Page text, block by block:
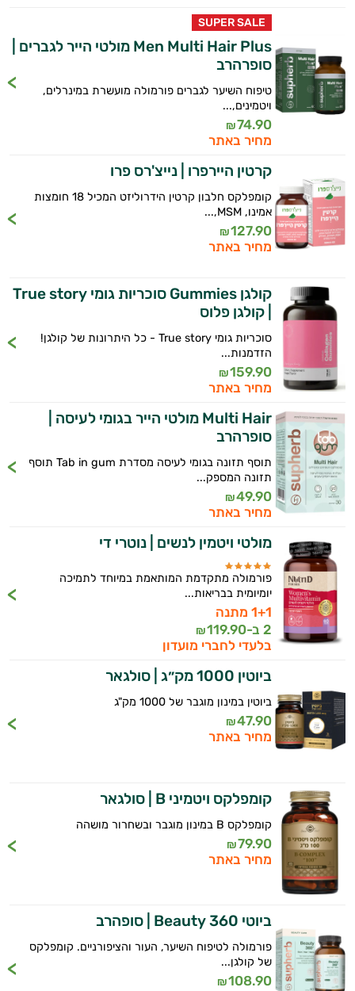
SUPER SALE
Men Multi Hair Plus מולטי הייר לגברים |
סופרהרב
טיפוח השיער לגברים פורמולה מועשרת במינרלים,
ויטמינים,...
74.90
₪
מחיר באתר
קרטין היירפרו | נייצ'רס פרו
קומפלקס חלבון קרטין הידרוליזט המכיל 18 חומצות
אמינו, MSM,...
127.90
₪
מחיר באתר
קולגן Gummies סוכריות גומי True story
| קולגן פלוס
סוכריות גומי True story - כל היתרונות של קולגן!
הזדמנות...
159.90
₪
מחיר באתר
Multi Hair מולטי הייר בגומי לעיסה |
סופרהרב
תוסף תזונה בגומי לעיסה מסדרת Tab in gum תוסף
תזונה המספק...
49.90
₪
מחיר באתר
מולטי ויטמין לנשים | נוטרי די
פורמולה מתקדמת המותאמת במיוחד לתמיכה
יומיומית בבריאות...
1+1 מתנה
2 ב-
119.90
₪
בלעדי לחברי מועדון
ביוטין 1000 מק״ג | סולגאר
ביוטין במינון מוגבר של 1000 מק"ג
47.90
₪
מחיר באתר
קומפלקס ויטמיני B | סולגאר
קומפלקס B במינון מוגבר ובשחרור מושהה
79.90
₪
מחיר באתר
ביוטי Beauty 360 | סופהרב
פורמולה לטיפוח השיער, העור והציפורניים. קומפלקס
של קולגן...
108.90
₪